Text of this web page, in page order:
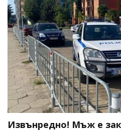
Извънредно! Мъж е